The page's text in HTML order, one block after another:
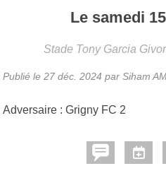
Le samedi 15
Stade Tony Garcia
Publié le 27 déc. 2024 par Siham
Adversaire : Grigny FC 2